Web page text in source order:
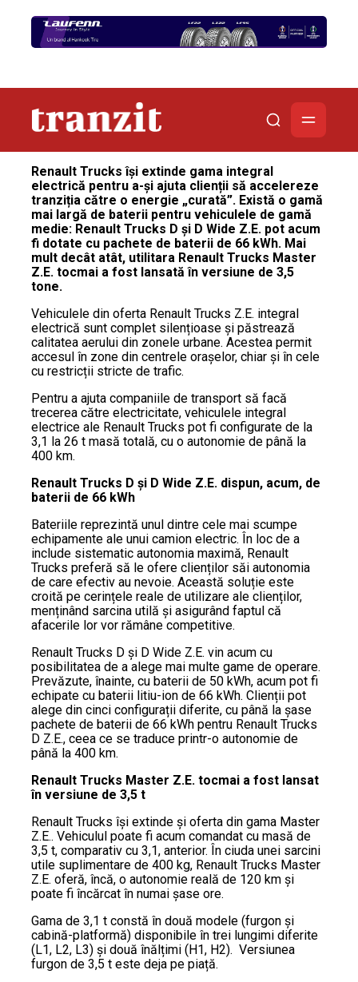
Renault Trucks își extinde gama integral
electrică pentru a-și ajuta clienții să accelereze
tranziția către o energie „curată”. Există o gamă
mai largă de baterii pentru vehiculele de gamă
medie: Renault Trucks D și D Wide Z.E. pot acum
fi dotate cu pachete de baterii de 66 kWh. Mai
mult decât atât, utilitara Renault Trucks Master
Z.E. tocmai a fost lansată în versiune de 3,5
tone.
Vehiculele din oferta Renault Trucks Z.E. integral
electrică sunt complet silențioase și păstrează
calitatea aerului din zonele urbane. Acestea permit
accesul în zone din centrele orașelor, chiar și în cele
cu restricții stricte de trafic.
Pentru a ajuta companiile de transport să facă
trecerea către electricitate, vehiculele integral
electrice ale Renault Trucks pot fi configurate de la
3,1 la 26 t masă totală, cu o autonomie de până la
400 km.
Renault Trucks D și D Wide Z.E. dispun, acum, de
baterii de 66 kWh
Bateriile reprezintă unul dintre cele mai scumpe
echipamente ale unui camion electric. În loc de a
include sistematic autonomia maximă, Renault
Trucks preferă să le ofere clienților săi autonomia
de care efectiv au nevoie. Această soluție este
croită pe cerințele reale de utilizare ale clienților,
menținând sarcina utilă și asigurând faptul că
afacerile lor vor rămâne competitive.
Renault Trucks D și D Wide Z.E. vin acum cu
posibilitatea de a alege mai multe game de operare.
Prevăzute, înainte, cu baterii de 50 kWh, acum pot fi
echipate cu baterii litiu-ion de 66 kWh. Clienții pot
alege din cinci configurații diferite, cu până la șase
pachete de baterii de 66 kWh pentru Renault Trucks
D Z.E., ceea ce se traduce printr-o autonomie de
până la 400 km.
Renault Trucks Master Z.E. tocmai a fost lansat
în versiune de 3,5 t
Renault Trucks își extinde și oferta din gama Master
Z.E.. Vehiculul poate fi acum comandat cu masă de
3,5 t, comparativ cu 3,1, anterior. În ciuda unei sarcini
utile suplimentare de 400 kg, Renault Trucks Master
Z.E. oferă, încă, o autonomie reală de 120 km și
poate fi încărcat în numai șase ore.
Gama de 3,1 t constă în două modele (furgon și
cabină-platformă) disponibile în trei lungimi diferite
(L1, L2, L3) și două înălțimi (H1, H2). Versiunea
furgon de 3,5 t este deja pe piață.